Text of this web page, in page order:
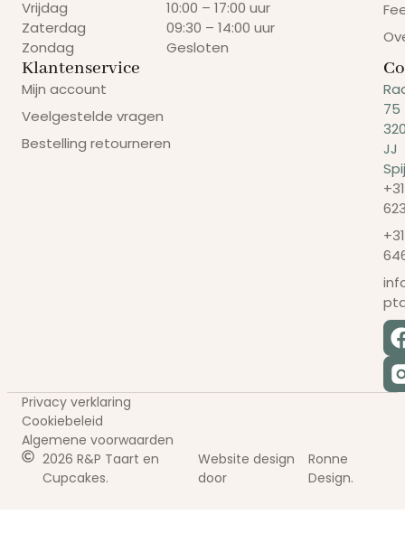
Vrijdag
Zaterdag
Zondag
10:00 – 17:00 uur
09:30 – 14:00 uur
Gesloten
Klantenservice
Mijn account
Veelgestelde vragen
Bestelling retourneren
75
JJ
2026 R&P Taart en
Cupcakes.
Website design
door
Ronne
Design.
Privacy verklaring
Cookiebeleid
Algemene voorwaarden